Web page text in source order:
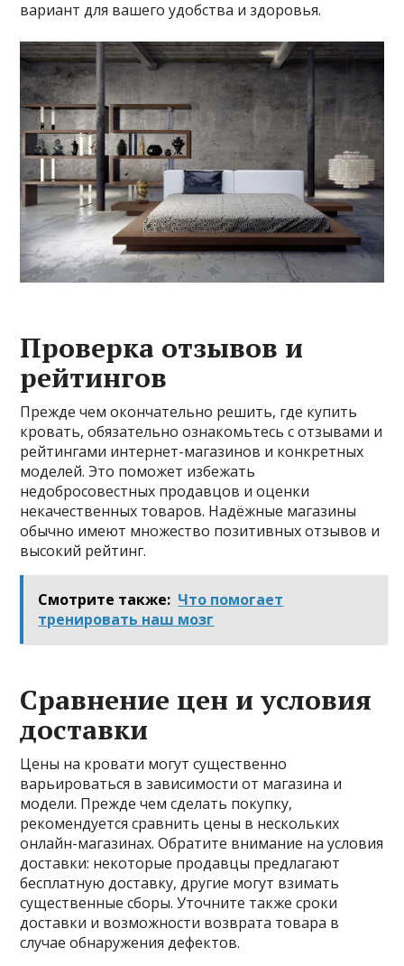
вариант для вашего удобства и здоровья.
Проверка отзывов и
рейтингов
Прежде чем окончательно решить, где купить
кровать, обязательно ознакомьтесь с отзывами и
рейтингами интернет-магазинов и конкретных
моделей. Это поможет избежать
недобросовестных продавцов и оценки
некачественных товаров. Надёжные магазины
обычно имеют множество позитивных отзывов и
высокий рейтинг.
Смотрите также: Что помогает
тренировать наш мозг
Сравнение цен и условия
доставки
Цены на кровати могут существенно
варьироваться в зависимости от магазина и
модели. Прежде чем сделать покупку,
рекомендуется сравнить цены в нескольких
онлайн-магазинах. Обратите внимание на условия
доставки: некоторые продавцы предлагают
бесплатную доставку, другие могут взимать
существенные сборы. Уточните также сроки
доставки и возможности возврата товара в
случае обнаружения дефектов.